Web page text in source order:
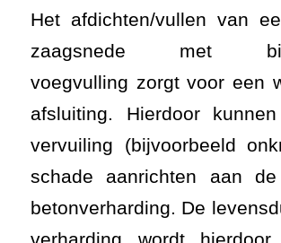
Het afdichten/vullen van
zaagsnede met
voegvulling zorgt voor een
afsluiting. Hierdoor
vervuiling (bijvoorbeeld
schade aanrichten aan
betonverharding. De
verharding wordt